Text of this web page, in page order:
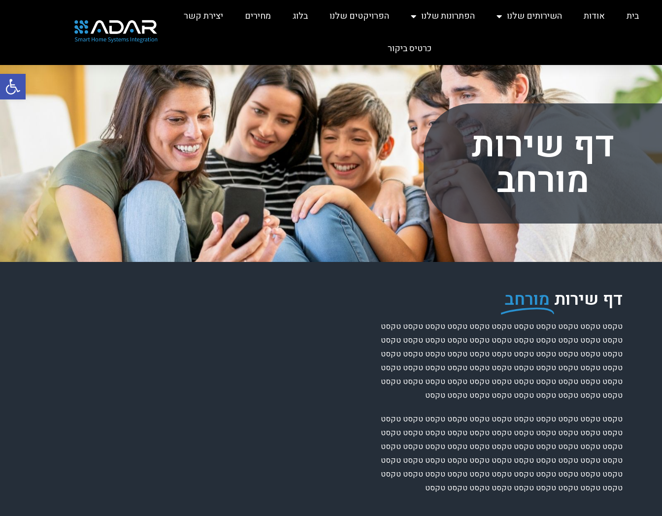
בית אודות השירותים שלנו הפתרונות שלנו הפרויקטים שלנו בלוג מחירים יצירת קשר
כרטיס ביקור
דף שירות
מורחב
דף שירות מורחב
טקסט טקסט טקסט טקסט טקסט טקסט טקסט טקסט טקסט טקסט טקסט
טקסט טקסט טקסט טקסט טקסט טקסט טקסט טקסט טקסט טקסט טקסט
טקסט טקסט טקסט טקסט טקסט טקסט טקסט טקסט טקסט טקסט טקסט
טקסט טקסט טקסט טקסט טקסט טקסט טקסט טקסט טקסט טקסט טקסט
טקסט טקסט טקסט טקסט טקסט טקסט טקסט טקסט טקסט טקסט טקסט
טקסט טקסט טקסט טקסט טקסט טקסט טקסט טקסט טקסט
טקסט טקסט טקסט טקסט טקסט טקסט טקסט טקסט טקסט טקסט טקסט
טקסט טקסט טקסט טקסט טקסט טקסט טקסט טקסט טקסט טקסט טקסט
טקסט טקסט טקסט טקסט טקסט טקסט טקסט טקסט טקסט טקסט טקסט
טקסט טקסט טקסט טקסט טקסט טקסט טקסט טקסט טקסט טקסט טקסט
טקסט טקסט טקסט טקסט טקסט טקסט טקסט טקסט טקסט טקסט טקסט
טקסט טקסט טקסט טקסט טקסט טקסט טקסט טקסט טקסט